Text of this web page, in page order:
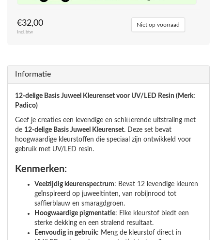
€32,00
Incl. btw
Niet op voorraad
Informatie
12-delige Basis Juweel Kleurenset voor UV/LED Resin (Merk:
Padico)
Geef je creaties een levendige en schitterende uitstraling met
de 12-delige Basis Juweel Kleurenset. Deze set bevat
hoogwaardige kleurstoffen die speciaal zijn ontwikkeld voor
gebruik met UV/LED resin.
Kenmerken:
Veelzijdig kleurenspectrum: Bevat 12 levendige kleuren
geïnspireerd op juweeltinten, van robijnrood tot
saffierblauw en smaragdgroen.
Hoogwaardige pigmentatie: Elke kleurstof biedt een
sterke dekking en een stralend resultaat.
Eenvoudig in gebruik: Meng de kleurstof direct in